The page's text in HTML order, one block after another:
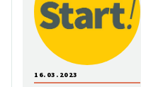
16.03.2023